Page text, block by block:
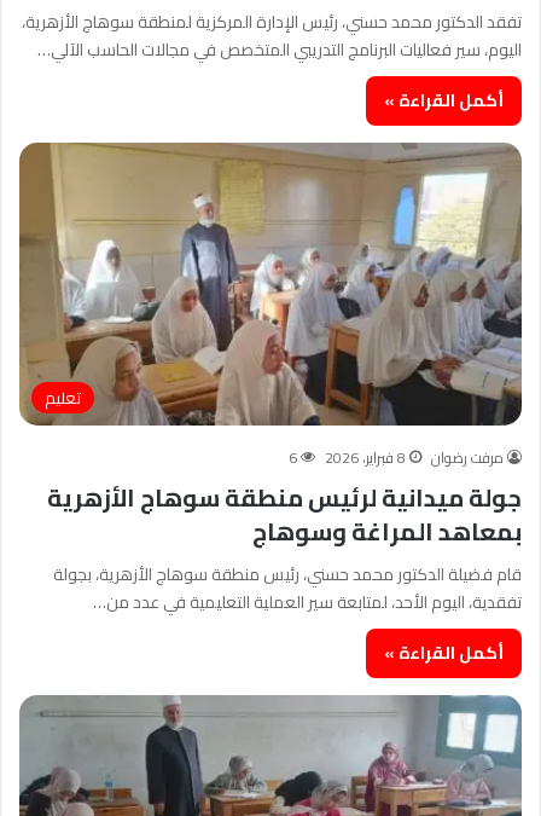
تفقد الدكتور محمد حسني، رئيس الإدارة المركزية لمنطقة سوهاج الأزهرية،
اليوم، سير فعاليات البرنامج التدريبي المتخصص في مجالات الحاسب الآلي…
أكمل القراءة »
تعليم
مرفت رضوان 8 فبراير، 2026 6
جولة ميدانية لرئيس منطقة سوهاج الأزهرية
بمعاهد المراغة وسوهاج
قام فضيلة الدكتور محمد حسني، رئيس منطقة سوهاج الأزهرية، بجولة
تفقدية، اليوم الأحد، لمتابعة سير العملية التعليمية في عدد من…
أكمل القراءة »